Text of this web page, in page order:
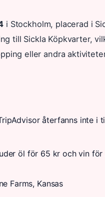
i Stockholm, placerad i
till Sickla Köpkvarter,
eller andra
återfanns inte i
öl för 65 kr och vin för
Farms, Kansas